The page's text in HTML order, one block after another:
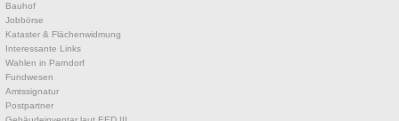
Bauhof
Jobbörse
Kataster & Flächenwidmung
Interessante Links
Wahlen in Parndorf
Fundwesen
Amtssignatur
Postpartner